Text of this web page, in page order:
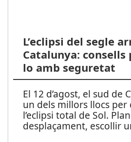
L’eclipsi del segle
Catalunya: consells
lo amb seguretat
El 12 d’agost, el sud de
un dels millors llocs
l’eclipsi total de Sol.
desplaçament, escollir